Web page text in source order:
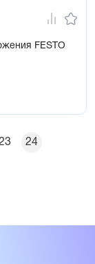
FESTO
24